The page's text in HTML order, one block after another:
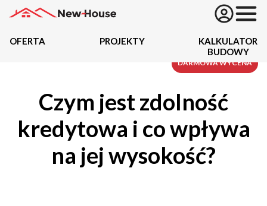
Oferta
Działki
OFERTA PROJEKTY
KALKULATOR
BUDOWY
Czym jest zdolność
kredytowa i co wpływa
na jej wysokość?
DARMOWA WYCENA